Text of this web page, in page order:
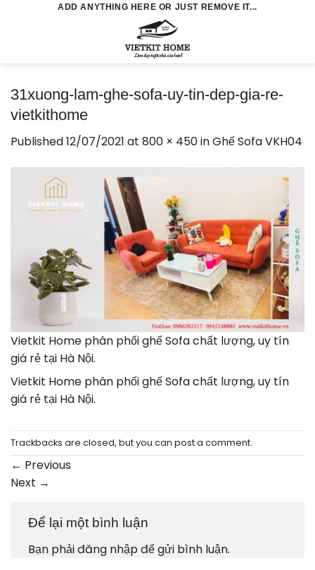
ADD ANYTHING HERE OR JUST REMOVE IT...
31xuong-lam-ghe-sofa-uy-tin-dep-gia-re-
vietkithome
Published12/07/2021 at 800 × 450inGhế Sofa VKH04
Vietkit Home phân phối ghế Sofa chất lượng, uy tín
giá rẻ tại Hà Nội.
Vietkit Home phân phối ghế Sofa chất lượng, uy tín
giá rẻ tại Hà Nội.
Trackbacks are closed, but you can post a comment.
← Previous
Next →
Để lại một bình luận
Bạn phảiđăng nhậpđể gửi bình luận.